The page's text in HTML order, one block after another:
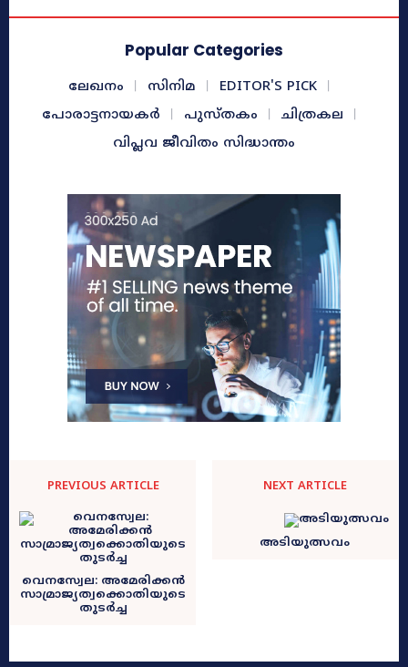
Popular Categories
ലേഖനം സിനിമ
EDITOR'S PICK
പോരാട്ടനായകർ
പുസ്തകം
ചിത്രകല
വിപ്ലവ ജീവിതം സിദ്ധാന്തം
PREVIOUS ARTICLE
വെനസ്വേല: അമേരിക്കൻ
സാമ്രാജ്യത്വക്കൊതിയുടെ
തുടർച്ച
NEXT ARTICLE
അടിയുത്സവം